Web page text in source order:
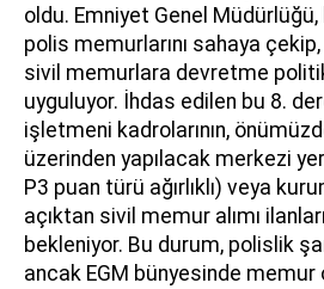
oldu. Emniyet Genel
polis memurlarını sahaya
sivil memurlara devretme
uyguluyor. İhdas edilen bu 8.
işletmeni kadrolarının,
üzerinden yapılacak merkezi
P3 puan türü ağırlıklı) veya
açıktan sivil memur alımı
bekleniyor. Bu durum, polislik
ancak EGM bünyesinde